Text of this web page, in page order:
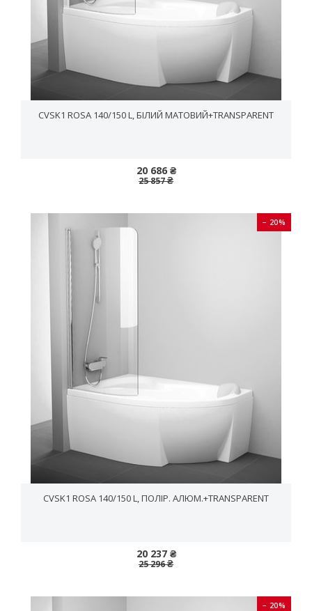
CVSK1 ROSA 140/150 L, БІЛИЙ МАТОВИЙ+TRANSPARENT
20 686 ₴
25 857 ₴
− 20%
CVSK1 ROSA 140/150 L, ПОЛІР. АЛЮМ.+TRANSPARENT
20 237 ₴
25 296 ₴
− 20%